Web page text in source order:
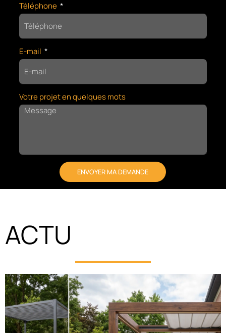
Téléphone
E-mail
Votre projet en quelques mots
ENVOYER MA DEMANDE
A
R
T
I
V
E
:
ACTU